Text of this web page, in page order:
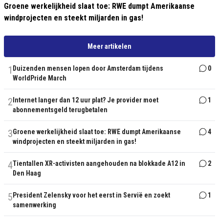
Groene werkelijkheid slaat toe: RWE dumpt Amerikaanse
windprojecten en steekt miljarden in gas!
Meer artikelen
1 Duizenden mensen lopen door Amsterdam tijdens
WorldPride March
0
2 Internet langer dan 12 uur plat? Je provider moet
abonnementsgeld terugbetalen
1
3Groene werkelijkheid slaat toe: RWE dumpt Amerikaanse
windprojecten en steekt miljarden in gas!
4
4Tientallen XR-activisten aangehouden na blokkade A12 in
Den Haag
2
5 President Zelensky voor het eerst in Servië en zoekt
samenwerking
1